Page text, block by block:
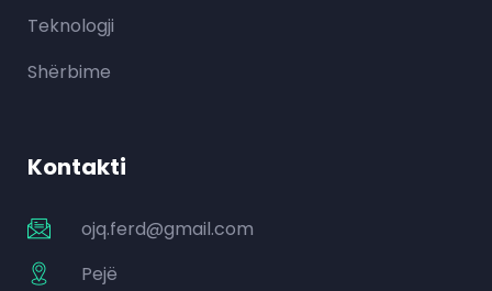
Teknologji
Shërbime
Kontakti
ojq.ferd@gmail.com
Pejë